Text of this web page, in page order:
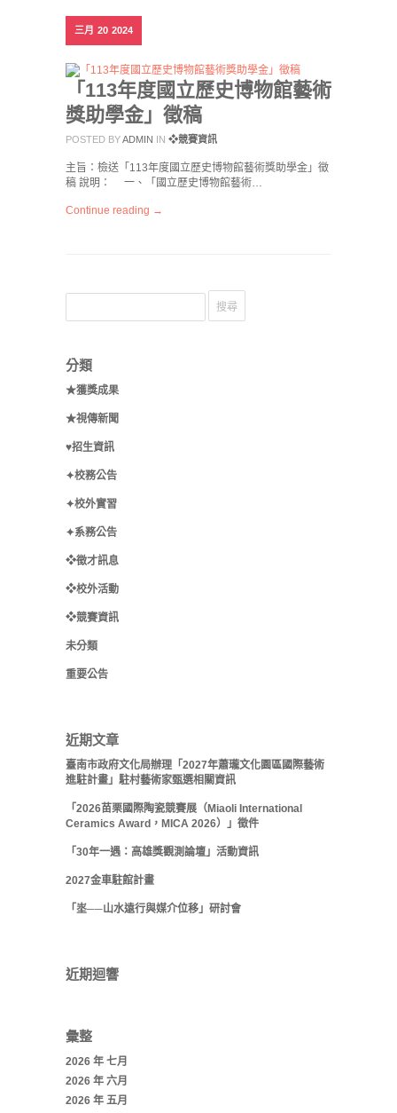
三月 20 2024
「113年度國立歷史博物館藝術
獎助學金」徵稿
POSTED BYADMIN IN ❖競賽資訊
主旨：檢送「113年度國立歷史博物館藝術獎助學金」徵
稿 說明： 一、「國立歷史博物館藝術…
Continue reading →
分類
★獲獎成果
★視傳新聞
♥招生資訊
✦校務公告
✦校外實習
✦系務公告
❖徵才訊息
❖校外活動
❖競賽資訊
未分類
重要公告
近期文章
臺南市政府文化局辦理「2027年蕭瓏文化園區國際藝術
進駐計畫」駐村藝術家甄選相關資訊
「2026苗栗國際陶瓷競賽展（Miaoli International
Ceramics Award，MICA 2026）」徵件
「30年一遇：高雄獎觀測論壇」活動資訊
2027金車駐館計畫
「埊──山水遠行與媒介位移」研討會
近期迴響
彙整
2026 年 七月
2026 年 六月
2026 年 五月